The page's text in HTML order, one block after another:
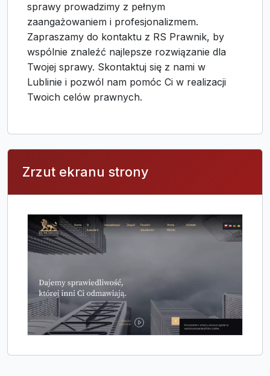
sprawy prowadzimy z pełnym
zaangażowaniem i profesjonalizmem.
Zapraszamy do kontaktu z RS Prawnik, by
wspólnie znaleźć najlepsze rozwiązanie dla
Twojej sprawy. Skontaktuj się z nami w
Lublinie i pozwól nam pomóc Ci w realizacji
Twoich celów prawnych.
Zrzut ekranu strony